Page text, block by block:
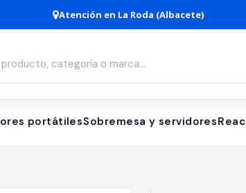
Atención en La Roda (Albacete)
portátilesSobremesa y servidores